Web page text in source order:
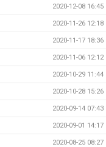
2020-12-08 16:45
2020-11-26 12:18
2020-11-17 18:36
2020-11-06 12:12
2020-10-29 11:44
2020-10-28 15:26
2020-09-14 07:43
2020-09-01 14:17
2020-08-25 08:27